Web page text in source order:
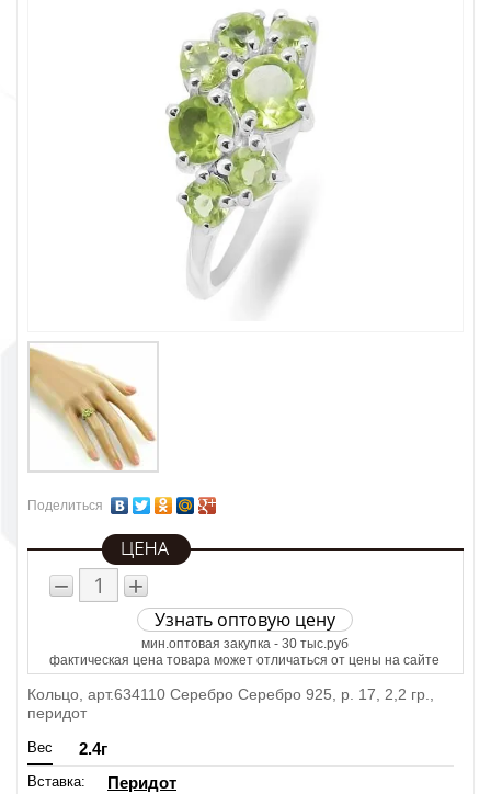
Поделиться
− +
Узнать оптовую цену
мин.оптовая закупка - 30 тыс.руб
фактическая цена товара может отличаться от цены на сайте
Кольцо, арт.634110 Серебро Серебро 925, р. 17, 2,2 гр.,
перидот
Вес 2.4г
Вставка: Перидот